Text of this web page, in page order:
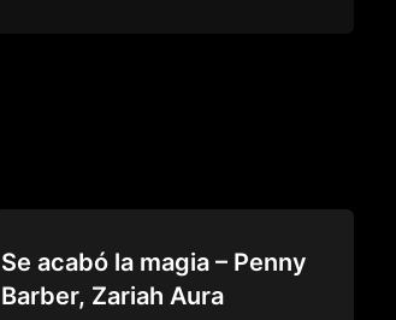
Se acabó la magia – Penny
Barber, Zariah Aura